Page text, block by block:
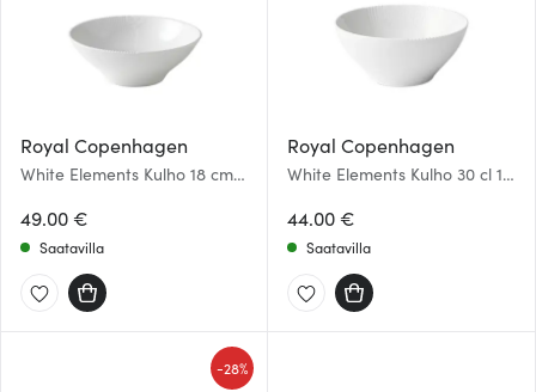
Royal Copenhagen
White Elements Kulho 18 cm
49.00 €
Saatavilla
Royal Copenhagen
White Elements Kulho 30 cl 13
44.00 €
Saatavilla
-28%